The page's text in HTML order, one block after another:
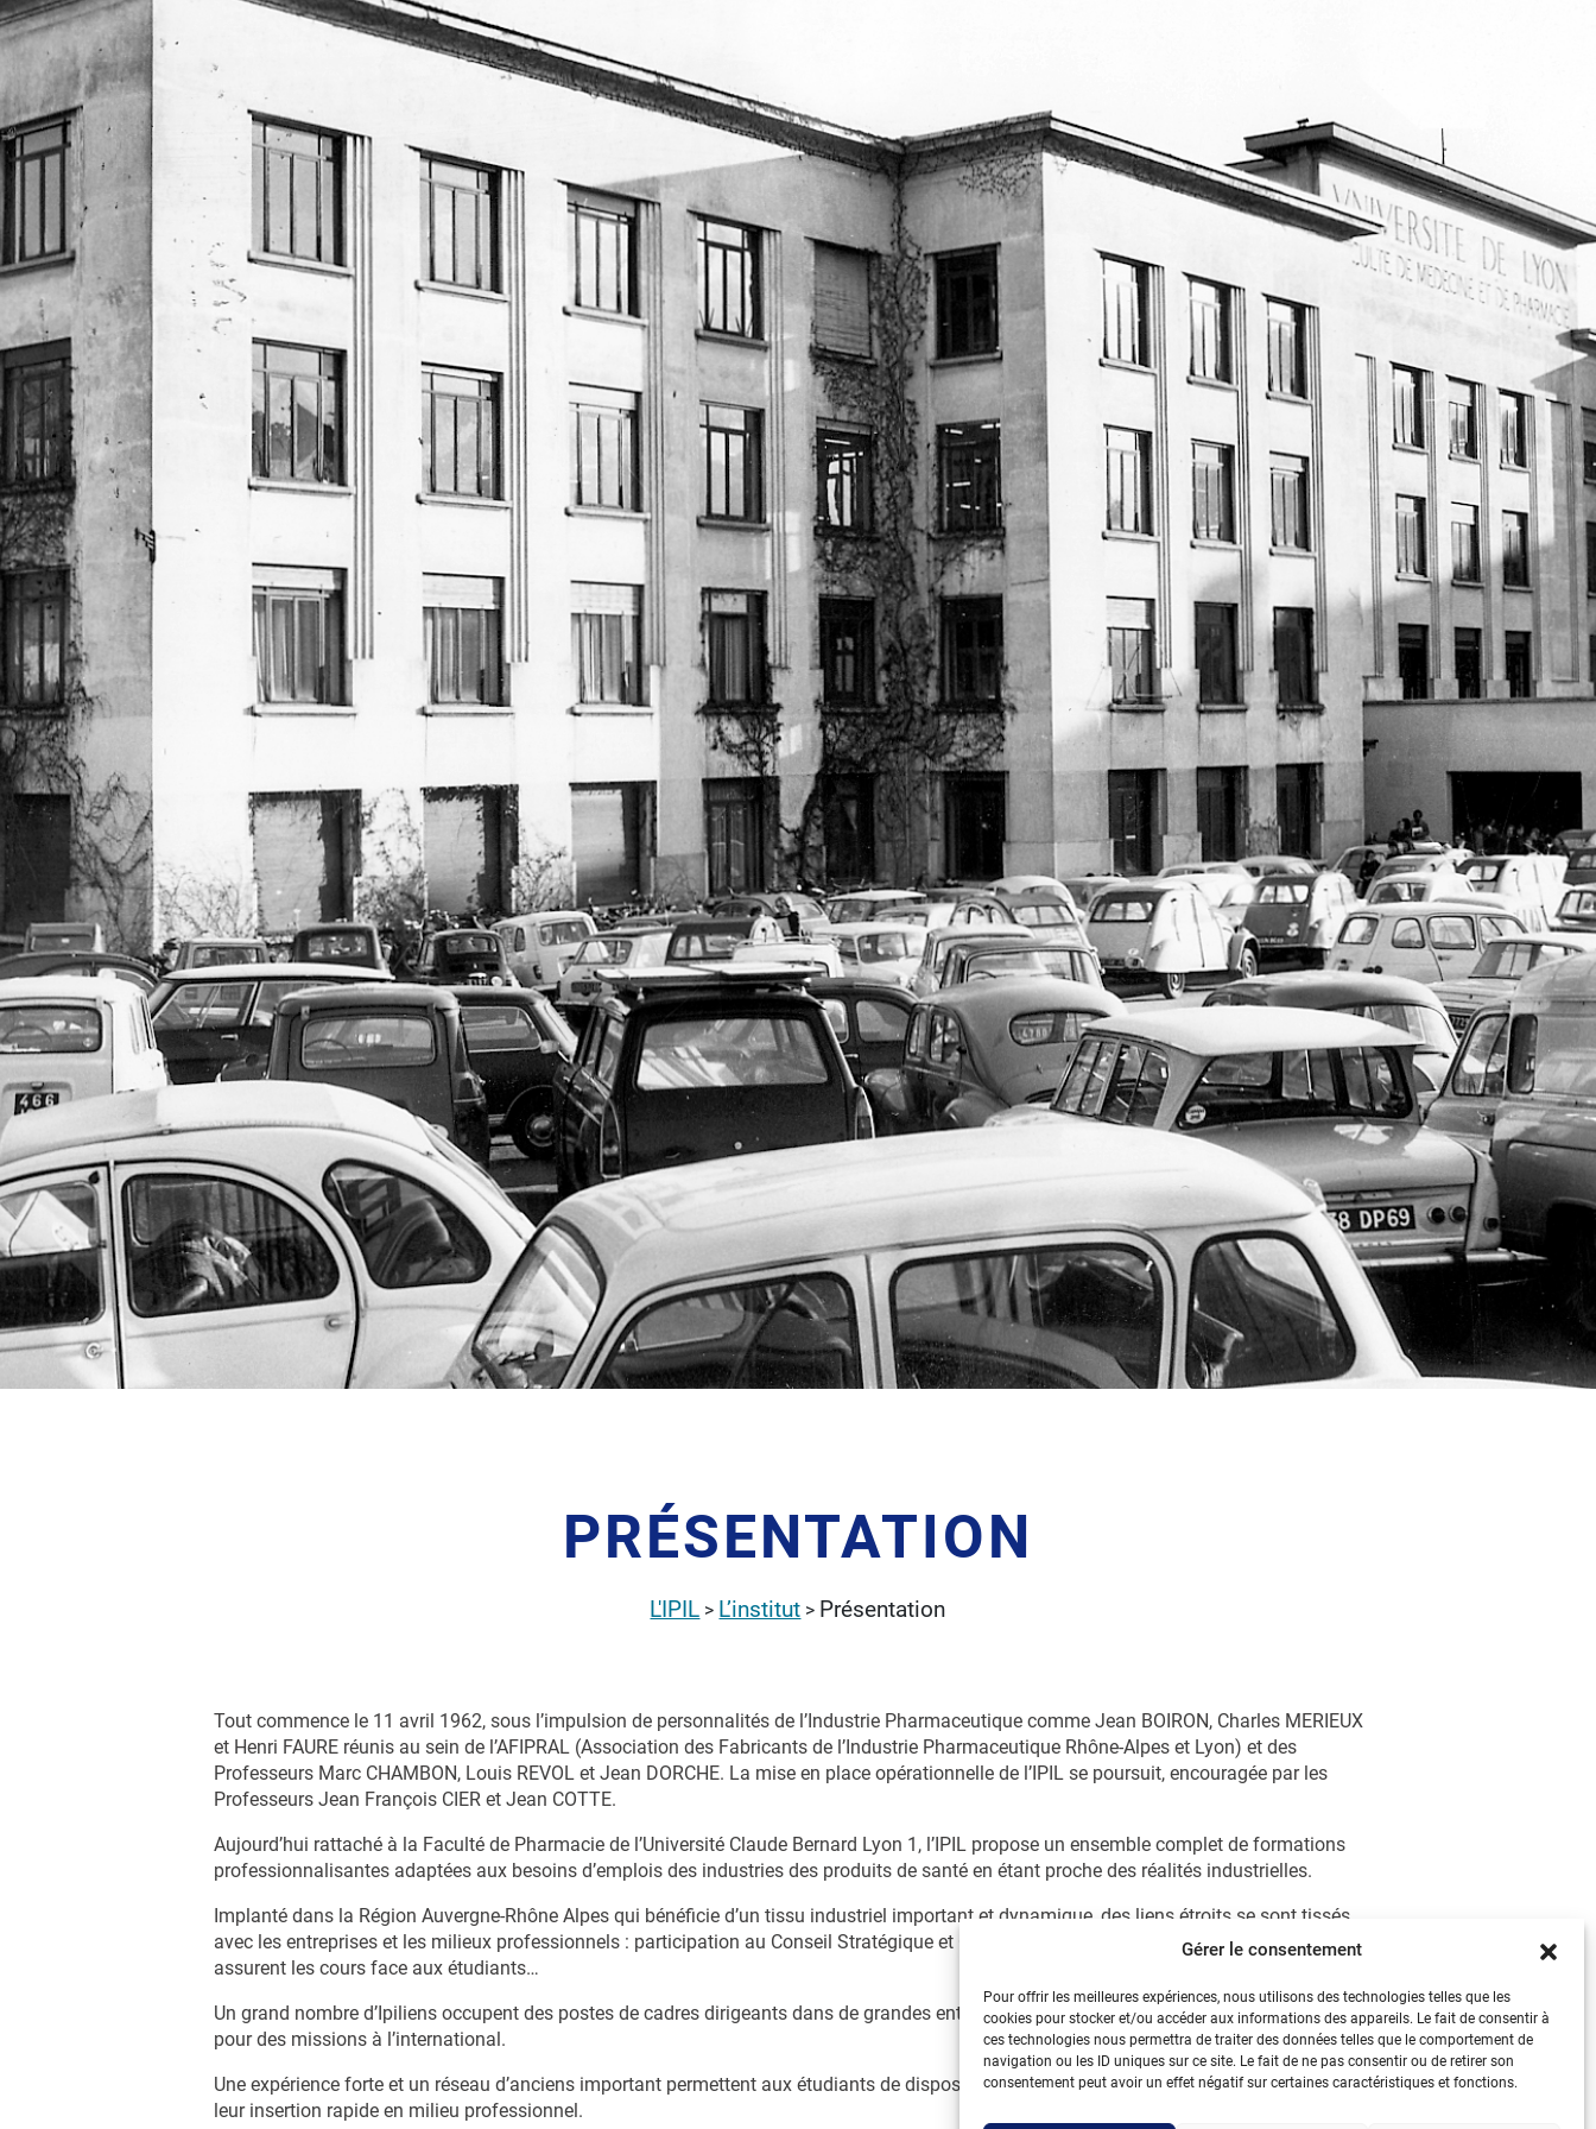
Gérer le consentement
Pour offrir les meilleures expériences, nous utilisons des technologies telles que les
cookies pour stocker et/ou accéder aux informations des appareils. Le fait de consentir à
ces technologies nous permettra de traiter des données telles que le comportement de
navigation ou les ID uniques sur ce site. Le fait de ne pas consentir ou de retirer son
consentement peut avoir un effet négatif sur certaines caractéristiques et fonctions.
PRÉSENTATION
L'IPIL > L’institut > Présentation
Tout commence le 11 avril 1962, sous l’impulsion de personnalités de l’Industrie Pharmaceutique comme Jean BOIRON, Charles MERIEUX
et Henri FAURE réunis au sein de l’AFIPRAL (Association des Fabricants de l’Industrie Pharmaceutique Rhône-Alpes et Lyon) et des
Professeurs Marc CHAMBON, Louis REVOL et Jean DORCHE. La mise en place opérationnelle de l’IPIL se poursuit, encouragée par les
Professeurs Jean François CIER et Jean COTTE.
Aujourd’hui rattaché à la Faculté de Pharmacie de l’Université Claude Bernard Lyon 1, l’IPIL propose un ensemble complet de formations
professionnalisantes adaptées aux besoins d’emplois des industries des produits de santé en étant proche des réalités industrielles.
Implanté dans la Région Auvergne-Rhône Alpes qui bénéficie d’un tissu industriel important et dynamique, des liens étroits se sont tissés
avec les entreprises et les milieux professionnels : participation au Conseil Stratégique et Opérationnel, 70 % d’intervenants industriels
assurent les cours face aux étudiants…
Un grand nombre d’Ipiliens occupent des postes de cadres dirigeants dans de grandes entreprises et certains se sont facilement exportés
pour des missions à l’international.
Une expérience forte et un réseau d’anciens important permettent aux étudiants de disposer des connaissances et des outils nécessaires à
leur insertion rapide en milieu professionnel.